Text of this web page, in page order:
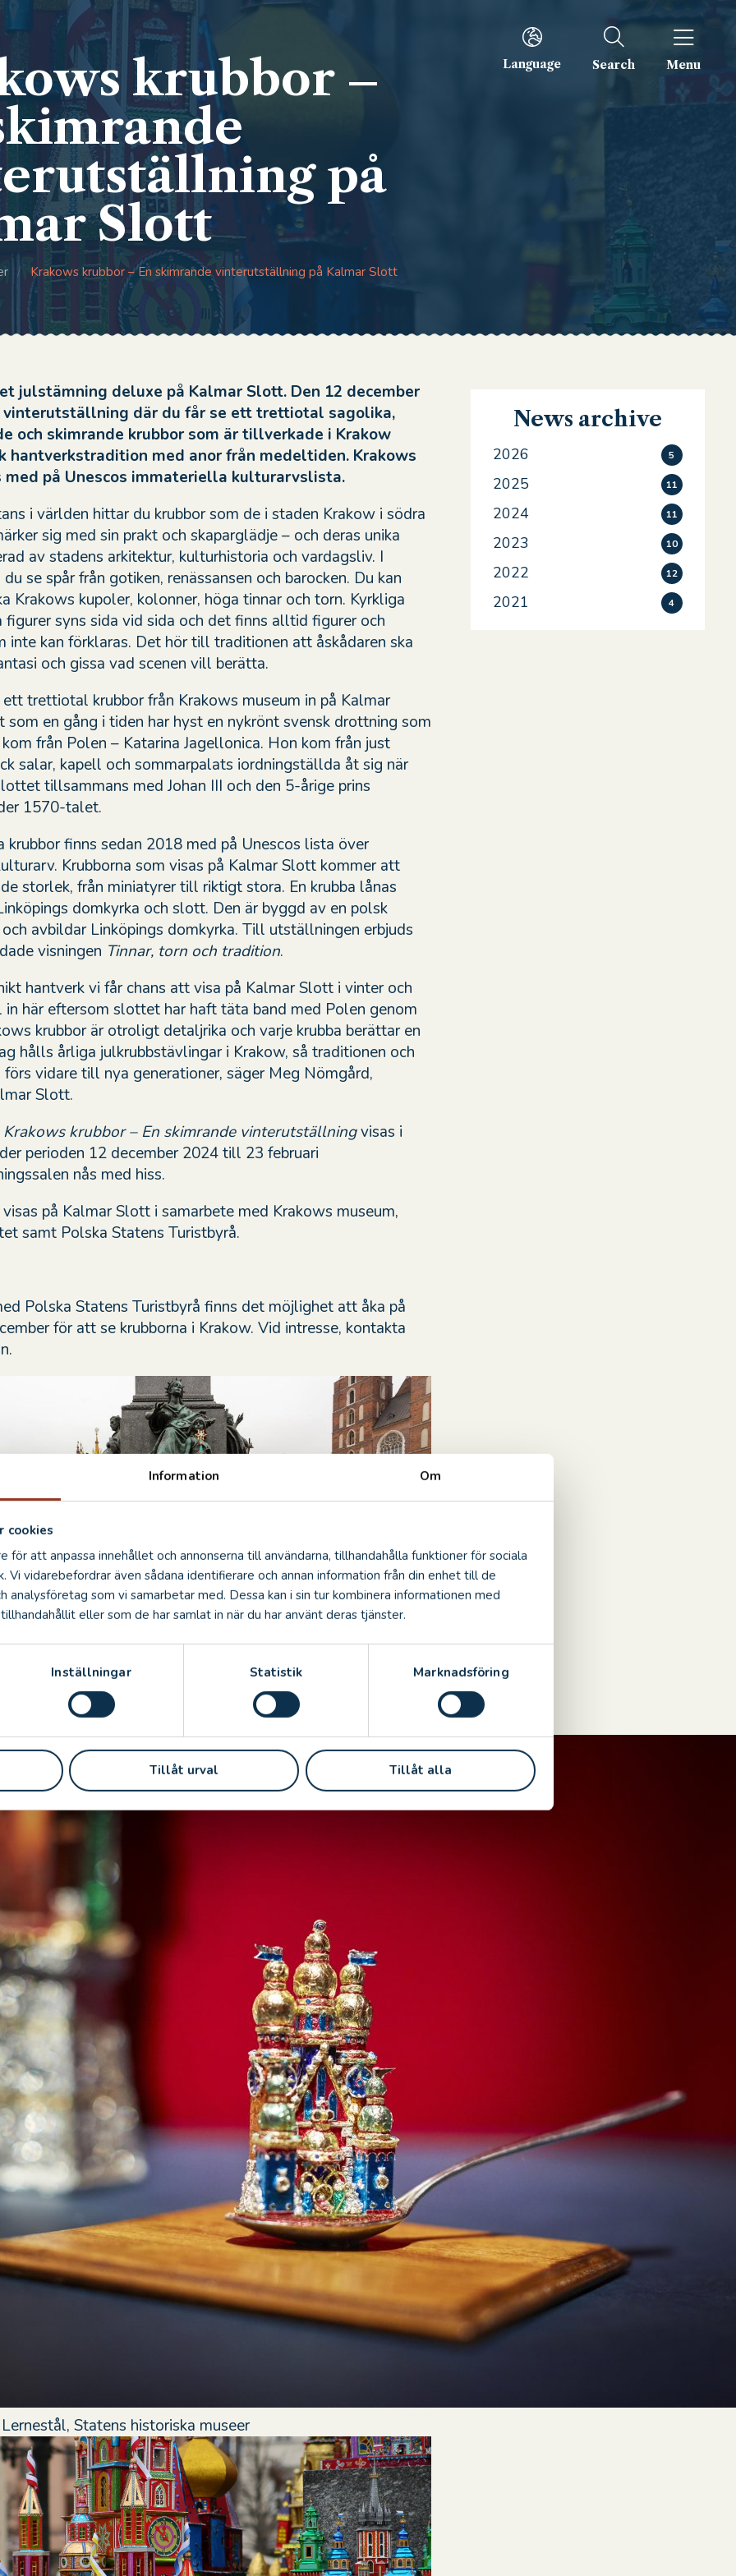
Information Om
cookies
för att anpassa innehållet och annonserna till användarna, tillhandahålla funktioner för sociala
Vi vidarebefordrar även sådana identifierare och annan information från din enhet till de
analysföretag som vi samarbetar med. Dessa kan i sin tur kombinera informationen med
eller som de har samlat in när du har använt deras tjänster.
Inställningar Statistik Marknadsföring
Tillåt urval Tillåt alla
Language Search Menu
krubbor –
på
Slott
/ Krakows krubbor – En skimrande vinterutställning på Kalmar Slott
julstämning deluxe på Kalmar Slott. Den 12 december
vinterutställning där du får se ett trettiotal sagolika,
och skimrande krubbor som är tillverkade i Krakow
hantverkstradition med anor från medeltiden. Krakows
med på Unescos immateriella kulturarvslista.
i världen hittar du krubbor som de i staden Krakow i södra
sig med sin prakt och skaparglädje – och deras unika
av stadens arkitektur, kulturhistoria och vardagsliv. I
se spår från gotiken, renässansen och barocken. Du kan
Krakows kupoler, kolonner, höga tinnar och torn. Kyrkliga
syns sida vid sida och det finns alltid figurer och
inte kan förklaras. Det hör till traditionen att åskådaren ska
och gissa vad scenen vill berätta.
trettiotal krubbor från Krakows museum in på Kalmar
en gång i tiden har hyst en nykrönt svensk drottning som
från Polen – Katarina Jagellonica. Hon kom från just
salar, kapell och sommarpalats iordningställda åt sig när
tillsammans med Johan III och den 5-årige prins
1570-talet.
krubbor finns sedan 2018 med på Unescos lista över
Krubborna som visas på Kalmar Slott kommer att
storlek, från miniatyrer till riktigt stora. En krubba lånas
domkyrka och slott. Den är byggd av en polsk
avbildar Linköpings domkyrka. Till utställningen erbjuds
visningen Tinnar, torn och tradition.
hantverk vi får chans att visa på Kalmar Slott i vinter och
in här eftersom slottet har haft täta band med Polen genom
krubbor är otroligt detaljrika och varje krubba berättar en
hålls årliga julkrubbstävlingar i Krakow, så traditionen och
förs vidare till nya generationer, säger Meg Nömgård,
Slott.
Krakows krubbor – En skimrande vinterutställningvisas i
perioden 12 december 2024 till 23 februari
nås med hiss.
på Kalmar Slott i samarbete med Krakows museum,
samt Polska Statens Turistbyrå.
Polska Statens Turistbyrå finns det möjlighet att åka på
för att se krubborna i Krakow. Vid intresse, kontakta
Statens historiska museer
News archive
2026 5
2025 11
2024 11
2023 10
2022 12
2021 4